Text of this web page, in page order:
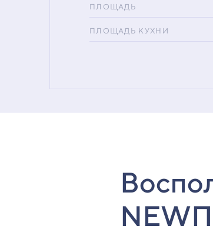
ПЛОЩАДЬ
ПЛОЩАДЬ КУХНИ